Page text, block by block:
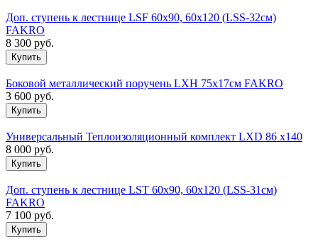
Доп. ступень к лестнице LSF 60х90, 60х120 (LSS-32см)
FAKRO
8 300 руб.
Боковой металлический поручень LXH 75х17см FAKRO
3 600 руб.
Универсальный Теплоизоляционный комплект LXD 86 х140
8 000 руб.
Доп. ступень к лестнице LST 60х90, 60х120 (LSS-31см)
FAKRO
7 100 руб.